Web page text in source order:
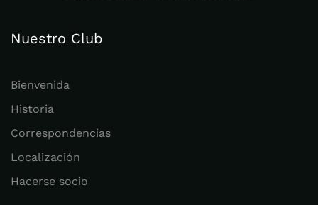
Nuestro Club
Bienvenida
Historia
Correspondencias
Localización
Hacerse socio